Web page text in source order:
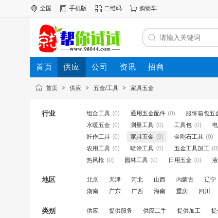
全国 手机版 二维码 购物车
首页 供应 公司 资讯 招商
首页 > 供应 > 五金/工具 > 家具五金
行业 组合工具 (0) 通用五金配件 (0)
服饰箱包五
水暖五金 (0) 测量工具 (0) 工具包 (0)
匠作工具 (0) 家具五金 (0) 金刚石工具 (0)
农用工具 (0) 喷涂工具 (0) 五金工具加工
热风枪 (0) 园林工具 (0) 日用五金 (0)
地区 北京 天津 河北 山西 内蒙古
辽宁
湖南
广东 广西 海南 重庆 四川
类别 供应 提供服务 供应二手 提供加工